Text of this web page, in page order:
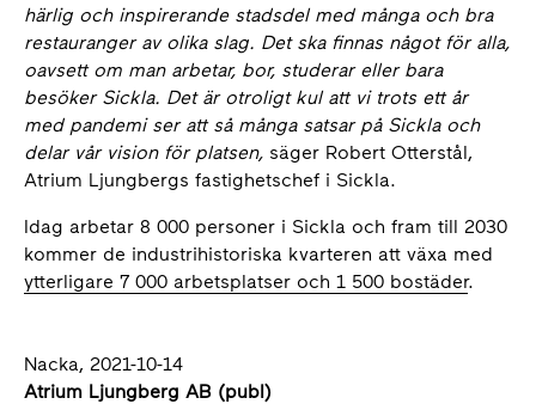
härlig och inspirerande stadsdel med många och bra
restauranger av olika slag. Det ska finnas något för alla,
oavsett om man arbetar, bor, studerar eller bara
besöker Sickla. Det är otroligt kul att vi trots ett år
med pandemi ser att så många satsar på Sickla och
delar vår vision för platsen, säger Robert Otterstål,
Atrium Ljungbergs fastighetschef i Sickla.
Idag arbetar 8 000 personer i Sickla och fram till 2030
kommer de industrihistoriska kvarteren att växa med
ytterligare 7 000 arbetsplatser och 1 500 bostäder.
Nacka, 2021-10-14
Atrium Ljungberg AB (publ)